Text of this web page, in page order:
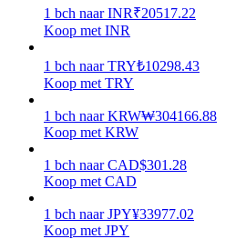
Hoog rendement en directe toegang
1 bch naar INR₹20517.22
Koop met INR
1 bch naar TRY₺10298.43
Koop met TRY
1 bch naar KRW₩304166.88
Koop met KRW
1 bch naar CAD$301.28
Koop met CAD
1 bch naar JPY¥33977.02
Koop met JPY